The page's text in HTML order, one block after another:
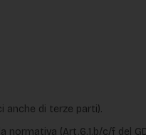
anche di terze parti).
(Art.6.1.b/c/f del